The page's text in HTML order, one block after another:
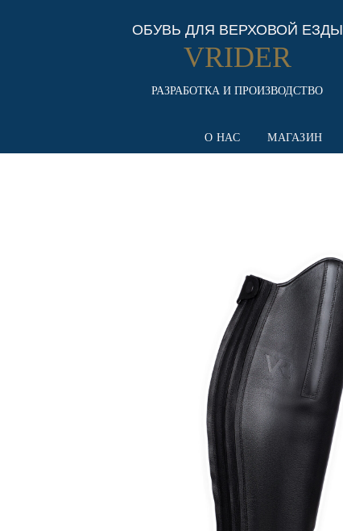
ОБУВЬ ДЛЯ ВЕРХОВОЙ ЕЗДЫ
VRIDER
РАЗРАБОТКА И ПРОИЗВОДСТВО
О НАС МАГАЗИН